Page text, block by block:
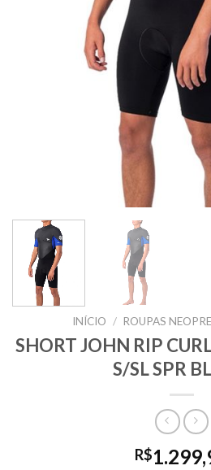
INÍCIO / ROUPAS
SHORT JOHN RIP
S/SL SPR
R$